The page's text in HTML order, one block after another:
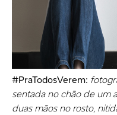
#PraTodosVerem:
sentada no chão de um
duas mãos no rosto,